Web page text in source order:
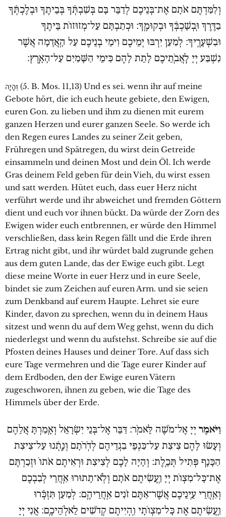
וְלִמַּדְתֶּם אֹתָם אֶת־בְּנֵיכֶם לְדַבֵּר בָּם בְּשִׁבְתְּֿךָ בְּבֵיתֶךָ וּבְלֶכְתְּֿךָ
בַדֶּרֶךְ וּֽבְשָׁכְבְּֿךָ וּבְקוּמֶֽךָ׃ וּכְתַבְתָּם עַל־מְזוּזוֹת בֵּיתֶךָ
וּבִשְׁעָרֶֽיךָ׃ לְמַעַן יִרְבּוּ יְמֵיכֶם וִימֵי בְנֵיכֶם עַל הָֽאֲדָמָה אֲשֶׁר
נִשְׁבַּע יְיָ לַֽאֲבֹֽתֵיכֶם לָתֵת לָהֶם כִּימֵי הַשָּׁמַיִם עַל־הָאָֽרֶץ׃
וְהָיָה (5. B. Mos. 11,13) Und es sei. wenn ihr auf meine
Gebote hört, die ich euch heute gebiete, den Ewigen,
euren Gon. zu lieben und ihm zu dienen mit eurem
ganzen Herzen und eurer ganzen Seele. So werde ich
den Regen eures Landes zu seiner Zeit geben,
Frühregen und Spätregen, du wirst dein Getreide
einsammeln und deinen Most und dein Öl. Ich werde
Gras deinem Feld geben für dein Vieh, du wirst essen
und satt werden. Hütet euch, dass euer Herz nicht
verführt werde und ihr abweichet und fremden Göttern
dient und euch vor ihnen bückt. Da würde der Zorn des
Ewigen wider euch entbrennen, er würde den Himmel
verschließen, dass kein Regen fällt und die Erde ihren
Ertrag nicht gibt, und ihr würdet bald zugrunde gehen
aus dem guten Lande, das der Ewige euch gibt. Legt
diese meine Worte in euer Herz und in eure Seele,
bindet sie zum Zeichen auf euren Arm. und sie seien
zum Denkband auf eurem Haupte. Lehret sie eure
Kinder, davon zu sprechen, wenn du in deinem Haus
sitzest und wenn du auf dem Weg gehst, wenn du dich
niederlegst und wenn du aufstehst. Schreibe sie auf die
Pfosten deines Hauses und deiner Tore. Auf dass sich
eure Tage vermehren und die Tage eurer Kinder auf
dem Erdboden, den der Ewige euren Vätern
zugeschworen, ihnen zu geben, wie die Tage des
Himmels über der Erde.
וַיֹּאמֶר יְיָ אֶל־מֹשֶׁה לֵּאמֹֽר׃ דַּבֵּר אֶל־בְּנֵי יִשְׂרָאֵל וְאָֽמַרְתָּ אֲלֵהֶם
וְעָשׂוּ לָהֶם צִיצִת עַל־כַּנְפֵי בִגְדֵיהֶם לְדֹֽרֹתָם וְנָֽתְֿנוּ עַל־צִיצִת
הַכָּנָף פְּתִיל תְּכֵֽלֶת׃ וְהָיָה לָכֶם לְצִיצִת וּרְאִיתֶם אֹתוֹ וּזְכַרְתֶּם
אֶת־כָּל־מִצְוֹת יְיָ וַֽעֲשִׂיתֶם אֹתָם וְלֹֽא־תָתוּרוּ אַֽחֲרֵי לְבַבְכֶם
וְאַֽחֲרֵי עֵֽינֵיכֶם אֲשֶׁר־אַתֶּם זֹנִים אַֽחֲרֵיהֶֽם׃ לְמַעַן תִּזְכְּֿרוּ
וַֽעֲשִׂיתֶם אֶת כָּל־מִצְוֹתָי וִֽהְיִיתֶם קְדֹשִׁים לֵאלֹֽהֵיכֶֽם׃ אֲנִי יְיָ